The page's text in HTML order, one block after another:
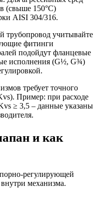
(свыше 150°C)
AISI 304/316.
учитывайте
фитинги
подойдут фланцевые
исполнения (G½, G¾)
требует точного
Пример: при расходе
≥ 3,5 – данные указаны
и как
регулирующей
механизма.